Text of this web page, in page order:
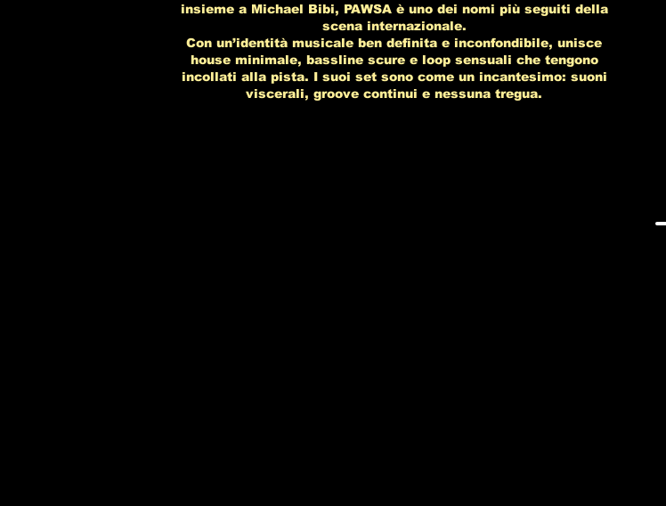
insieme a Michael Bibi, PAWSA è uno dei nomi più seguiti della
scena internazionale.
Con un’identità musicale ben definita e inconfondibile, unisce
house minimale, bassline scure e loop sensuali che tengono
incollati alla pista. I suoi set sono come un incantesimo: suoni
viscerali, groove continui e nessuna tregua.